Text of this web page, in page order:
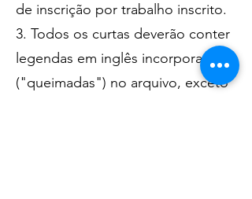
de inscrição por trabalho inscrito.
3. Todos os curtas deverão conter
legendas em inglês incorporadas
("queimadas") no arquivo, exceto